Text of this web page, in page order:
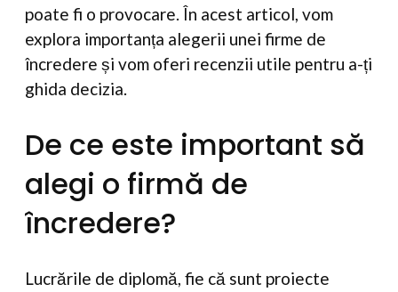
poate fi o provocare. În acest articol, vom
explora importanța alegerii unei firme de
încredere și vom oferi recenzii utile pentru a-ți
ghida decizia.
De ce este important să
alegi o firmă de
încredere?
Lucrările de diplomă, fie că sunt proiecte